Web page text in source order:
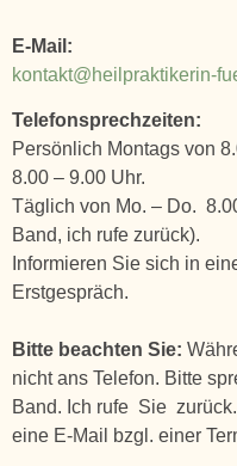
E-Mail:
kontakt@heilpraktikerin-
Telefonsprechzeiten:
Persönlich Montags von
8.00 – 9.00 Uhr.
Täglich von Mo. – Do.
Band, ich rufe zurück).
Informieren Sie sich in
Erstgespräch.
Bitte beachten Sie:
nicht ans Telefon. Bitte
Band. Ich rufe Sie
eine E-Mail bzgl. einer